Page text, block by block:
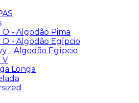
O - Algodão Pima
O - Algodão Egípcio
- Algodão Egípcio
V
Longa